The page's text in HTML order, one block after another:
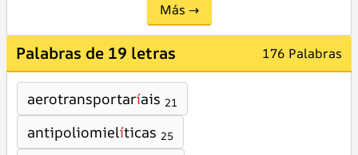
Más →
Palabras de 19 letras 176 Palabras
aerotransportaríais 21
antipoliomielíticas 25